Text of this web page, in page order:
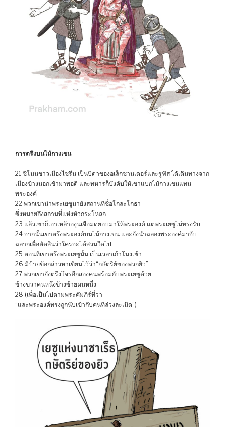
การตรึงบนไม้กางเขน
21 ซีโมนชาวเมืองไซรีน เป็นบิดาของอเล็กซานเดอร์และรูฟัส ได้เดินทางจาก
เมืองข้างนอกเข้ามาพอดี และทหารก็บังคับให้เขาแบกไม้กางเขนแทน
พระองค์
22 พวกเขานำพระเยซูมายังสถานที่ชื่อโกละโกธา
ซึ่งหมายถึงสถานที่แห่งหัวกระโหลก
23 แล้วเขาก็เอาเหล้าองุ่นเจือมดยอบมาให้พระองค์ แต่พระเยซูไม่ทรงรับ
24 จากนั้นเขาตรึงพระองค์บนไม้กางเขน และยังนำฉลองพระองค์มาจับ
ฉลากเพื่อตัดสินว่าใครจะได้ส่วนใดไป
25 ตอนที่เขาตรึงพระเยซูนั้น เป็นเวลาเก้าโมงเช้า
26 มีป้ายข้อกล่าวหาเขียนไว้ว่า“กษัตริย์ของพวกยิว”
27 พวกเขายังตรึงโจรอีกสองคนพร้อมกับพระเยซูด้วย
ข้างขวาคนหนึ่งข้างซ้ายคนหนึ่ง
28 (เพื่อเป็นไปตามพระคัมภีร์ที่ว่า
“และพระองค์ทรงถูกนับเข้ากับคนที่ล่วงละเมิด”)